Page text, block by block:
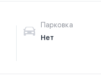
Парковка
Нет